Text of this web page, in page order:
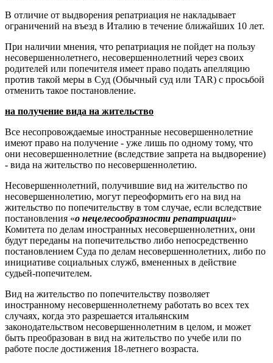
В отличие от выдворения репатриация не накладывает
ограничений на въезд в Италию в течение ближайших 10 лет.
При наличии мнения, что репатриация не пойдет на пользу
несовершеннолетнего, несовершеннолетний через своих
родителей или попечителя имеет право подать апелляцию
против такой меры в Суд (Обычный суд или TAR) с просьбой
отменить такое постановление.
на получение вида на жительство
Все несопровождаемые иностранные несовершеннолетние
имеют право на получение - уже лишь по одному тому, что
они несовершеннолетние (вследствие запрета на выдворение)
- вида на жительство по несовершеннолетию.
Несовершеннолетний, получившие вид на жительство по
несовершеннолетию, могут переоформить его на вид на
жительство по попечительству в том случае, если вследствие
постановления «о нецелесообразности репатриации»
Комитета по делам иностранных несовершеннолетних, они
будут переданы на попечительство либо непосредственно
постановлением Суда по делам несовершеннолетних, либо по
инициативе социальных служб, вмененных в действие
судьей-попечителем.
Вид на жительство по попечительству позволяет
иностранному несовершеннолетнему работать во всех тех
случаях, когда это разрешается итальянским
законодательством несовершеннолетним в целом, и может
быть преобразован в вид на жительство по учебе или по
работе после достижения 18-летнего возраста.